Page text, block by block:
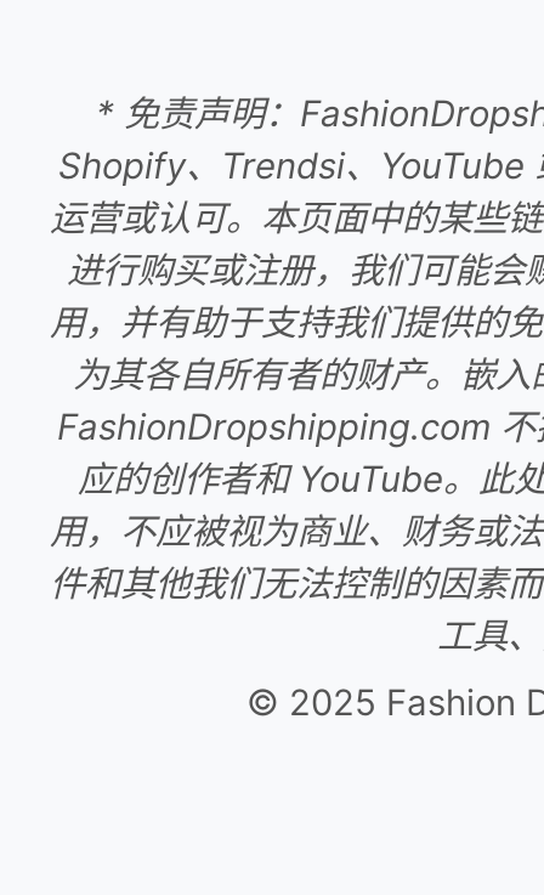
* 免责声明：
Shopify、Trendsi、YouTube
运营或认可。本页面中的某些
进行购买或注册，我们可能会
用，并有助于支持我们提供的
为其各自所有者的财产。嵌
FashionDropshipping.com 不
应的创作者和 YouTube。此
用，不应被视为商业、财务或
件和其他我们无法控制的因素
工具
© 2025 Fashion